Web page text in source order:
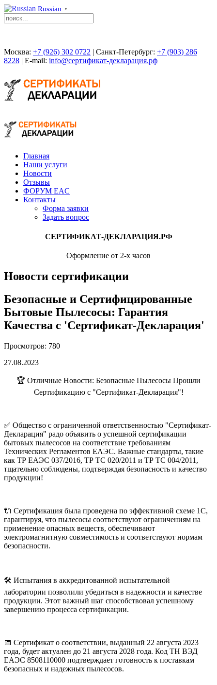
Russian ▼
Москва: +7 (926) 302 0722 | Санкт-Петербург: +7 (903) 286
8228 | E-mail: info@сертификат-декларация.рф
Главная
Наши услуги
Новости
Отзывы
ФОРУМ EAC
Контакты
Форма заявки
Задать вопрос
СЕРТИФИКАТ-ДЕКЛАРАЦИЯ.РФ
Оформление от 2-х часов
Новости сертификации
Безопасные и Сертифицированные
Бытовые Пылесосы: Гарантия
Качества с 'Сертификат-Декларация'
Просмотров: 780
27.08.2023
🏆 Отличные Новости: Безопасные Пылесосы Прошли
Сертификацию с "Сертификат-Декларация"!
✅ Общество с ограниченной ответственностью "Сертификат-
Декларация" радо объявить о успешной сертификации
бытовых пылесосов на соответствие требованиям
Технических Регламентов ЕАЭС. Важные стандарты, такие
как ТР ЕАЭС 037/2016, ТР ТС 020/2011 и ТР ТС 004/2011,
тщательно соблюдены, подтверждая безопасность и качество
продукции!
🔌 Сертификация была проведена по эффективной схеме 1С,
гарантируя, что пылесосы соответствуют ограничениям на
применение опасных веществ, обеспечивают
электромагнитную совместимость и соответствуют нормам
безопасности.
🛠️ Испытания в аккредитованной испытательной
лаборатории позволили убедиться в надежности и качестве
продукции. Этот важный шаг способствовал успешному
завершению процесса сертификации.
📅 Сертификат о соответствии, выданный 22 августа 2023
года, будет актуален до 21 августа 2028 года. Код ТН ВЭД
ЕАЭС 8508110000 подтверждает готовность к поставкам
безопасных и надежных пылесосов.